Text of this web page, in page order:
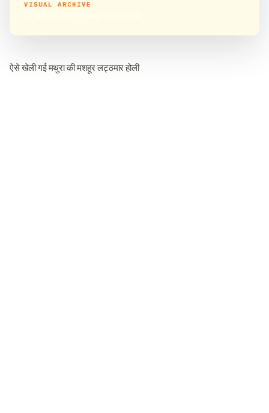
VISUAL ARCHIVE
ऐसे खेली गई मथुरा की मशहूर लट्ठमार होली